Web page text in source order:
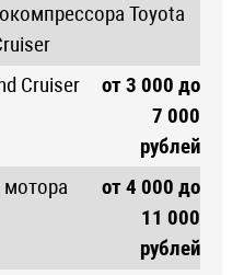
Toyota
Cruiser
от 3 000 до
7 000
рублей
мотора
от 4 000 до
11 000
рублей